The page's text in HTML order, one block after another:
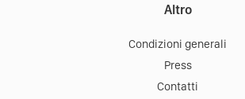
Altro
Condizioni generali
Press
Contatti